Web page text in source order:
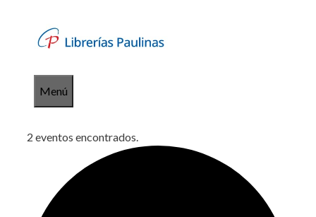
contenido
Menú
2 eventos encontrados.